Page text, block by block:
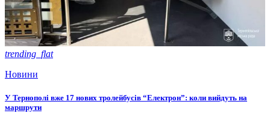
trending_flat
Новини
У Тернополі вже 17 нових тролейбусів “Електрон”: коли вийдуть на
маршрути